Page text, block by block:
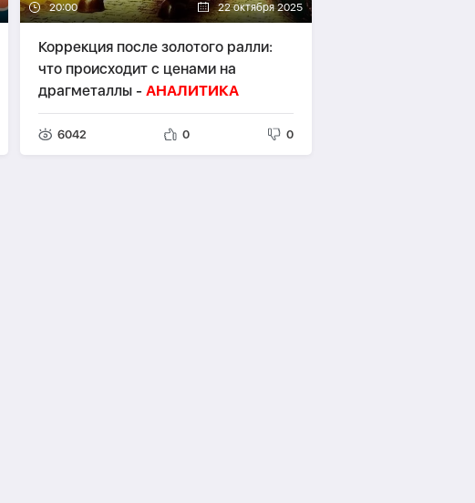
20:00 22 октября 2025
Коррекция после золотого ралли:
что происходит с ценами на
драгметаллы - АНАЛИТИКА
6042 0 0